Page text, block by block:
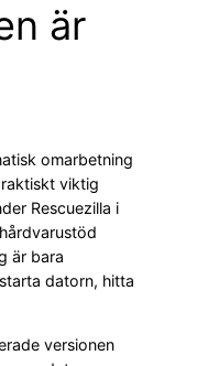
är
omarbetning
viktig
Rescuezilla i
är bara
datorn, hitta
versionen